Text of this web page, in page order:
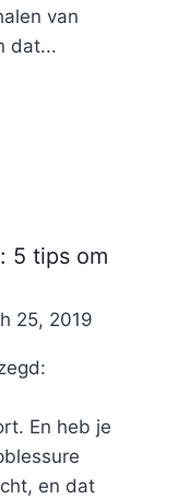
van
dat...
5 tips om
25, 2019
En heb je
en dat